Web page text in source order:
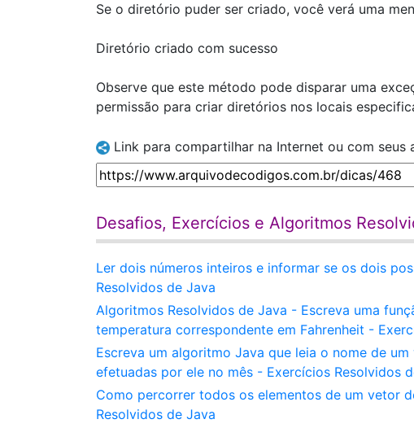
Se o diretório puder ser criado, você verá uma
Diretório criado com sucesso
Observe que este método pode disparar uma
permissão para criar diretórios nos locais
Link para compartilhar na Internet ou com seus
Desafios, Exercícios e Algoritmos
Ler dois números inteiros e informar se os dois
Resolvidos de Java
Algoritmos Resolvidos de Java - Escreva uma
temperatura correspondente em Fahrenheit -
Escreva um algoritmo Java que leia o nome de
efetuadas por ele no mês - Exercícios Resolvidos
Como percorrer todos os elementos de um vetor
Resolvidos de Java